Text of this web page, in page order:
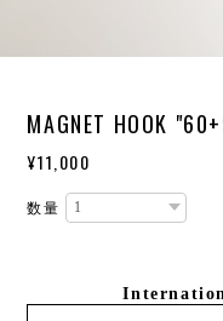
MAGNET HOOK
¥11,000
数量